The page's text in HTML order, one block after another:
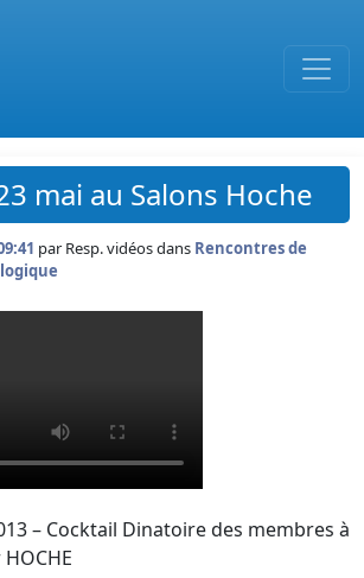
mai au Salons Hoche
par Resp. vidéos dans Rencontres de
– Cocktail Dinatoire des membres à